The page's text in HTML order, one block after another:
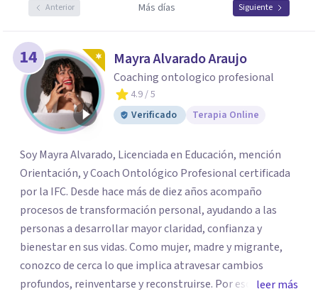
Anterior Más días Siguiente
14 Mayra Alvarado Araujo
Coaching ontologico profesional
4.9/ 5
Verificado
Terapia Online
Soy Mayra Alvarado, Licenciada en Educación, mención
Orientación, y Coach Ontológico Profesional certificada
por la IFC. Desde hace más de diez años acompaño
procesos de transformación personal, ayudando a las
personas a desarrollar mayor claridad, confianza y
bienestar en sus vidas. Como mujer, madre y migrante,
conozco de cerca lo que implica atravesar cambios
profundos, reinventarse y reconstruirse. Por eso mileer más